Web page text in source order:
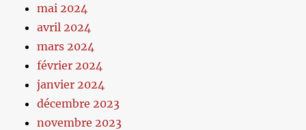
mai 2024
avril 2024
mars 2024
février 2024
janvier 2024
décembre 2023
novembre 2023